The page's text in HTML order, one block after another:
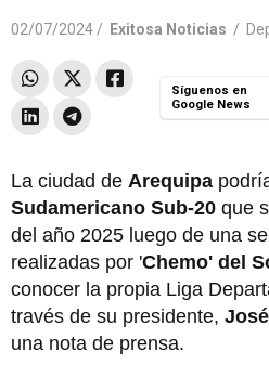
02/07/2024 / Exitosa Noticias /
Síguenos en
Google News
La ciudad de Arequipa
Sudamericano Sub-20 que
del año 2025 luego de una
realizadas por 'Chemo' del
conocer la propia Liga
través de su presidente,
una nota de prensa.